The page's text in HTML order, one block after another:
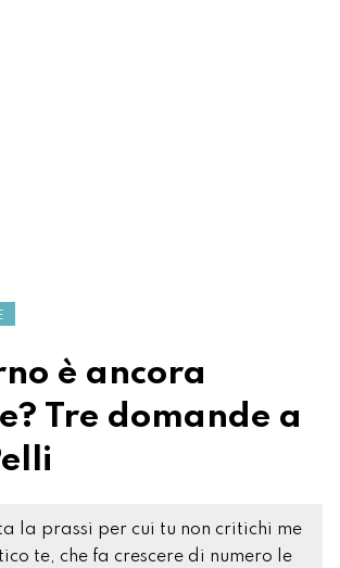
è ancora
Tre domande a
la prassi per cui tu non critichi me
te, che fa crescere di numero le